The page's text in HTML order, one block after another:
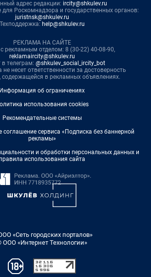
адрес редакции: ircity@shkulev.ru
Роскомнадзора и государственных органов:
juristnsk@shkulev.ru
Техподдержка: help@shkulev.ru
РЕКЛАМА НА САЙТЕ
рекламным отделом: 8 (30-22) 40-08-90,
reklamaircity@shkulev.ru
в телеграм: @shkulev_social_ircity_bot
не несет ответственности за достоверность
в рекламных объявлениях.
Информация об ограничениях
использования cookies
Рекомендательные системы
соглашение сервиса «Подписка без баннерной
рекламы»
и обработки персональных данных и
правила использования сайта
«Сеть городских порталов»
ООО «Интернет Технологии»